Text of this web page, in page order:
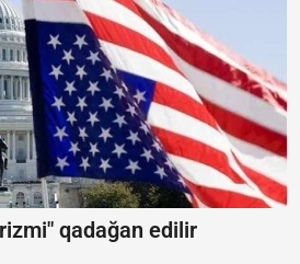
qadağan edilir